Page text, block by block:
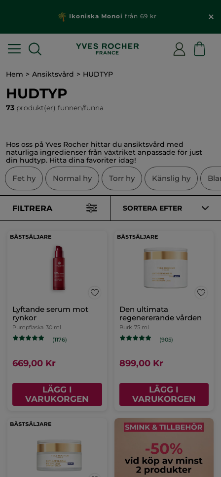
För varje beställning över 229 kr: Få en gåva & fri
frakt
Hem Ansiktsvård HUDTYP
HUDTYP
73 produkt(er) funnen/funna
Hos oss på Yves Rocher hittar du ansiktsvård med
naturliga ingredienser från växtriket anpassade för just
din hudtyp. Hitta dina favoriter idag!
Fet hy Normal hy Torr hy Känslig hy
FILTRERA SORTERA EFTER
Lyftande serum mot
rynkor
Pumpflaska 30 ml
(1176)
669,00 Kr
LÄGG I
VARUKORGEN
Den ultimata
regenererande vården
Burk 75 ml
(905)
899,00 Kr
LÄGG I
VARUKORGEN